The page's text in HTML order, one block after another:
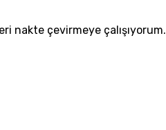
nakte çevirmeye çalışıyorum.